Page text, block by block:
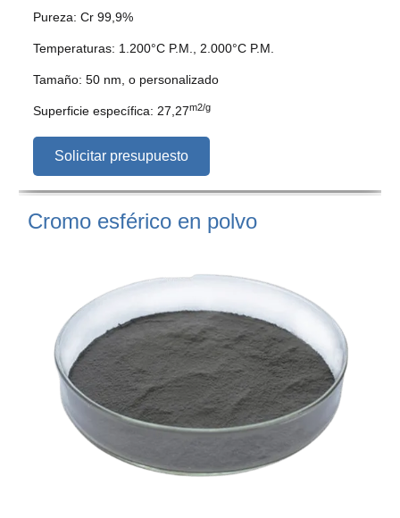
Pureza: Cr 99,9%
Temperaturas: 1.200°C P.M., 2.000°C P.M.
Tamaño: 50 nm, o personalizado
Superficie específica: 27,27m2/g
Solicitar presupuesto
Cromo esférico en polvo